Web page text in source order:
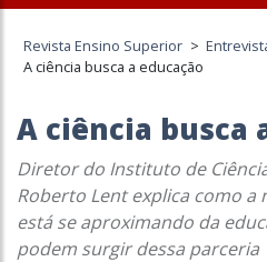
Revista Ensino Superior >
A ciência busca a educação
A ciência busca
Diretor do Instituto de
Roberto Lent explica como
está se aproximando da
podem surgir dessa parceria